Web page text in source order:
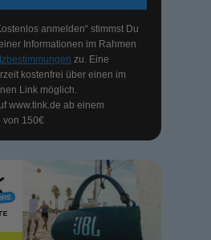
anmelden“ stimmst Du
Informationen im Rahmen
zu. Eine
kostenfrei über einen im
Link möglich.
www.tink.de ab einem
von 150€